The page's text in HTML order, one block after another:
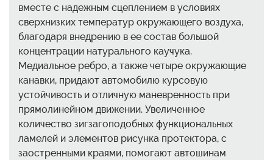
вместе с надежным сцеплением в условиях
сверхнизких температур окружающего воздуха,
благодаря внедрению в ее состав большой
концентрации натурального каучука.
Медиальное ребро, а также четыре окружающие
канавки, придают автомобилю курсовую
устойчивость и отличную маневренность при
прямолинейном движении. Увеличенное
количество зигзагоподобных функциональных
ламелей и элементов рисунка протектора, с
заостренными краями, помогают автошинам